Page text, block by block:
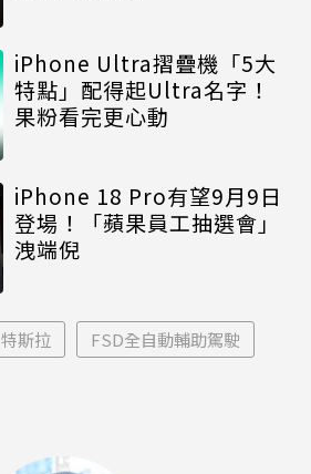
iPhone Ultra摺疊機「5大
特點」配得起Ultra名字！
果粉看完更心動
iPhone 18 Pro有望9月9日
登場！「蘋果員工抽選會」
洩端倪
特斯拉 FSD全自動輔助駕駛